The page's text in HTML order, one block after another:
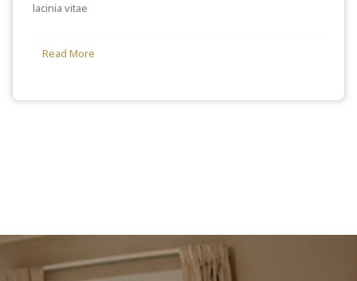
lacinia vitae
Read More